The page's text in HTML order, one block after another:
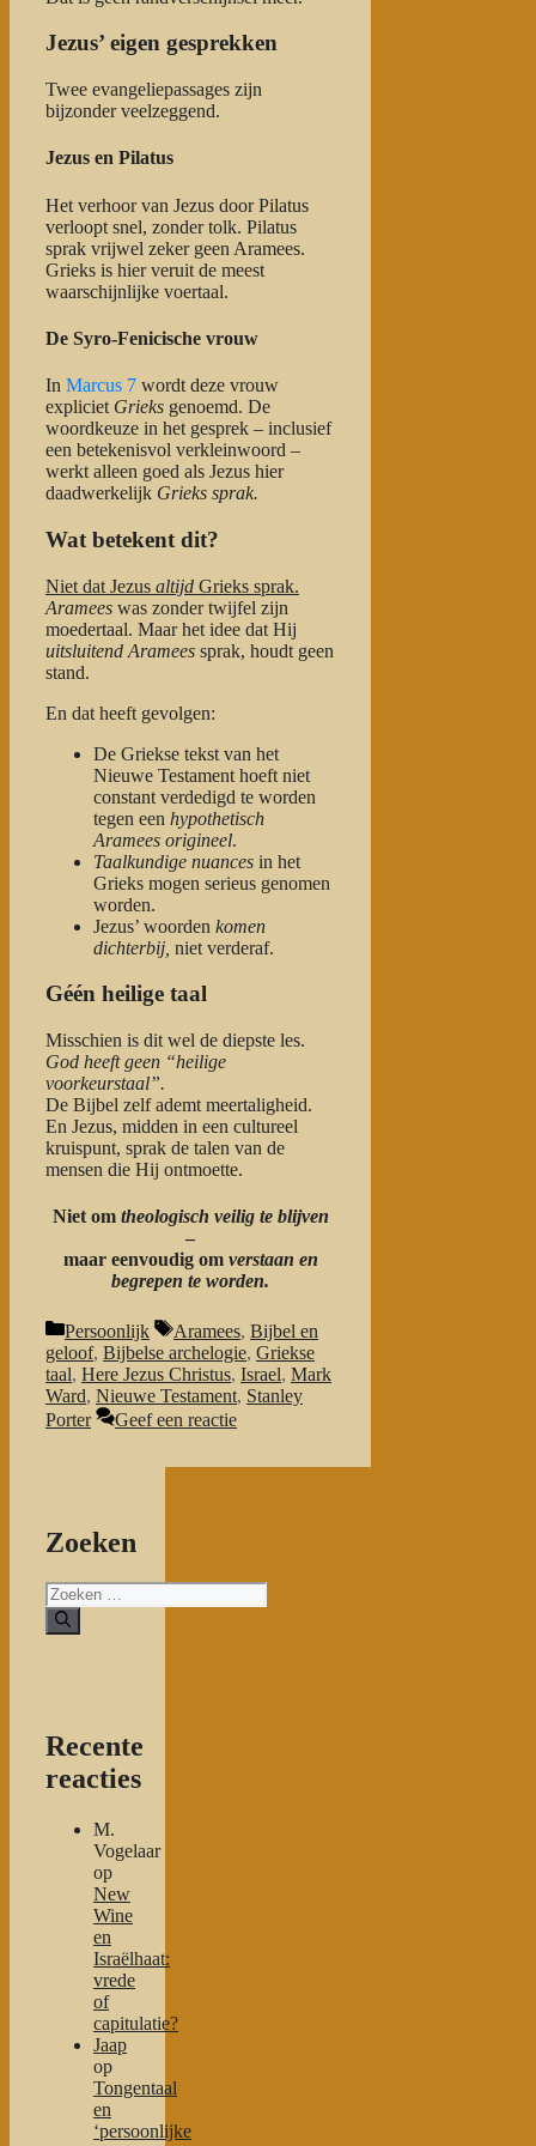
Jezus’ eigen gesprekken
Twee evangeliepassages zijn
bijzonder veelzeggend.
Jezus en Pilatus
Het verhoor van Jezus door Pilatus
verloopt snel, zonder tolk. Pilatus
sprak vrijwel zeker geen Aramees.
Grieks is hier veruit de meest
waarschijnlijke voertaal.
De Syro-Fenicische vrouw
In Marcus 7 wordt deze vrouw
expliciet Grieks genoemd. De
woordkeuze in het gesprek – inclusief
een betekenisvol verkleinwoord –
werkt alleen goed als Jezus hier
daadwerkelijk Grieks sprak.
Wat betekent dit?
Niet dat Jezus altijd Grieks sprak.
Aramees was zonder twijfel zijn
moedertaal. Maar het idee dat Hij
uitsluitend Aramees sprak, houdt geen
stand.
En dat heeft gevolgen:
De Griekse tekst van het
Nieuwe Testament hoeft niet
constant verdedigd te worden
tegen een hypothetisch
Aramees origineel.
Taalkundige nuances in het
Grieks mogen serieus genomen
worden.
Jezus’ woorden komen
dichterbij, niet verderaf.
Géén heilige taal
Misschien is dit wel de diepste les.
God heeft geen “heilige
voorkeurstaal”.
De Bijbel zelf ademt meertaligheid.
En Jezus, midden in een cultureel
kruispunt, sprak de talen van de
mensen die Hij ontmoette.
Niet om theologisch veilig te blijven
–
maar eenvoudig omverstaan en
begrepen te worden.
Categorieën
Persoonlijk Tags
Aramees, Bijbel en
geloof, Bijbelse archelogie, Griekse
taal, Here Jezus Christus, Israel, Mark
Ward, Nieuwe Testament, Stanley
Porter
Geef een reactie
Zoeken
Zoeken
naar:
Recente
reacties
M.
Vogelaar
op
New
Wine
en
Israëlhaat:
vrede
of
capitulatie?
Jaap
op
Tongentaal
en
‘persoonlijke